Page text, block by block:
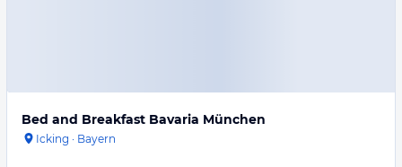
Bed and Breakfast Bavaria München
Icking · Bayern